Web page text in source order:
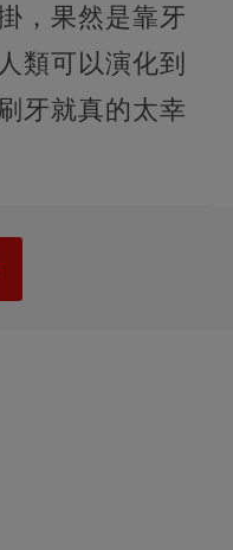
，果然是靠牙
類可以演化到
牙就真的太幸